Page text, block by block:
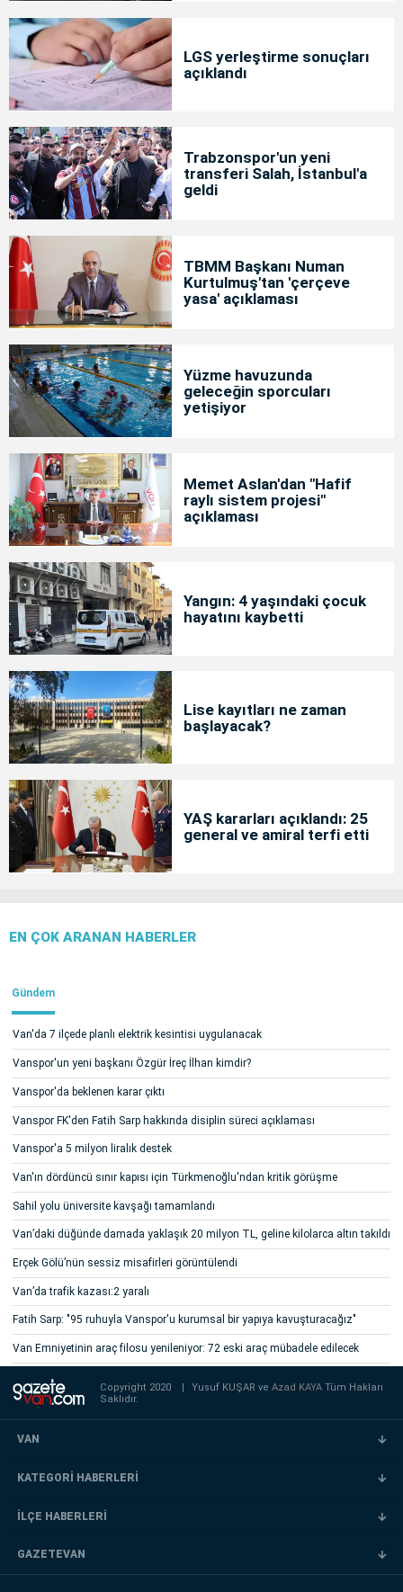
LGS yerleştirme sonuçları
açıklandı
Trabzonspor'un yeni
transferi Salah, İstanbul'a
geldi
TBMM Başkanı Numan
Kurtulmuş'tan 'çerçeve
yasa' açıklaması
Yüzme havuzunda
geleceğin sporcuları
yetişiyor
Memet Aslan'dan "Hafif
raylı sistem projesi"
açıklaması
Yangın: 4 yaşındaki çocuk
hayatını kaybetti
Lise kayıtları ne zaman
başlayacak?
YAŞ kararları açıklandı: 25
general ve amiral terfi etti
EN ÇOK ARANAN HABERLER
Gündem
Van'da 7 ilçede planlı elektrik kesintisi uygulanacak
Vanspor'un yeni başkanı Özgür İreç İlhan kimdir?
Vanspor'da beklenen karar çıktı
Vanspor FK'den Fatih Sarp hakkında disiplin süreci açıklaması
Vanspor'a 5 milyon liralık destek
Van'ın dördüncü sınır kapısı için Türkmenoğlu'ndan kritik görüşme
Sahil yolu üniversite kavşağı tamamlandı
Van’daki düğünde damada yaklaşık 20 milyon TL, geline kilolarca altın takıldı
Erçek Gölü’nün sessiz misafirleri görüntülendi
Van’da trafik kazası:2 yaralı
Fatih Sarp: "95 ruhuyla Vanspor'u kurumsal bir yapıya kavuşturacağız"
Van Emniyetinin araç filosu yenileniyor: 72 eski araç mübadele edilecek
Copyright 2020 | Yusuf KUŞAR veAzad KAYATüm Hakları
Saklıdır.
VAN
KATEGORİ HABERLERİ
İLÇE HABERLERİ
GAZETEVAN